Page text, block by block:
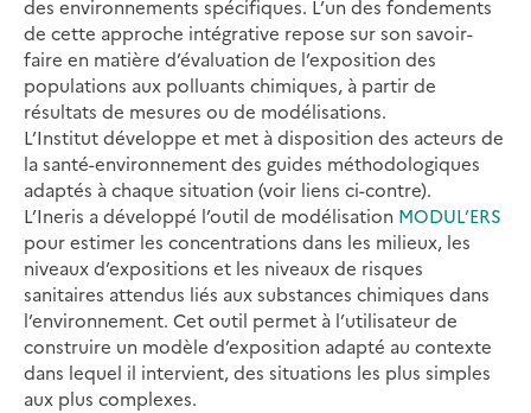
des environnements spécifiques. L’un des fondements
de cette approche intégrative repose sur son savoir-
faire en matière d’évaluation de l’exposition des
populations aux polluants chimiques, à partir de
résultats de mesures ou de modélisations.
L’Institut développe et met à disposition des acteurs de
la santé-environnement des guides méthodologiques
adaptés à chaque situation (voir liens ci-contre).
L’Ineris a développé l’outil de modélisation MODUL’ERS
pour estimer les concentrations dans les milieux, les
niveaux d’expositions et les niveaux de risques
sanitaires attendus liés aux substances chimiques dans
l’environnement. Cet outil permet à l’utilisateur de
construire un modèle d’exposition adapté au contexte
dans lequel il intervient, des situations les plus simples
aux plus complexes.